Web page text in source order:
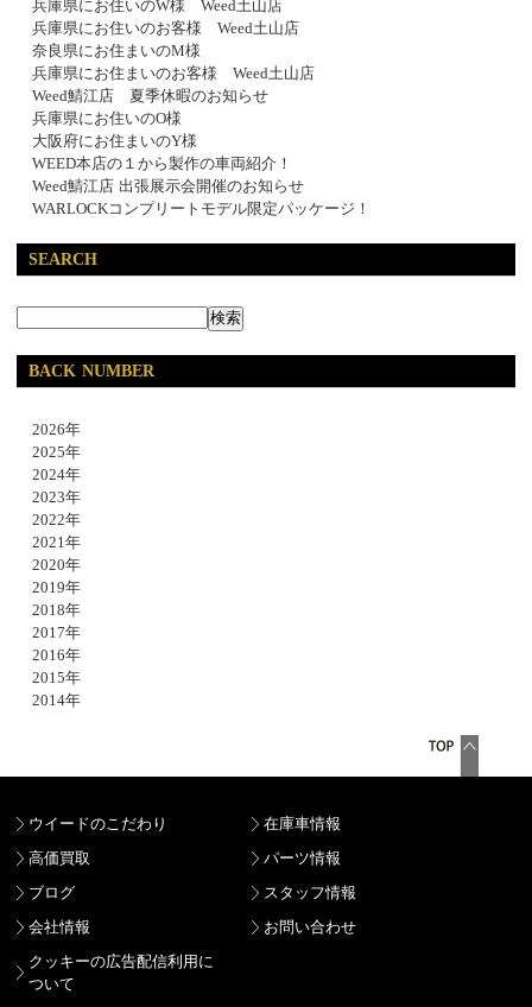
兵庫県にお住いのW様 Weed土山店
兵庫県にお住いのお客様 Weed土山店
奈良県にお住まいのM様
兵庫県にお住まいのお客様 Weed土山店
Weed鯖江店 夏季休暇のお知らせ
兵庫県にお住いのO様
大阪府にお住まいのY様
WEED本店の１から製作の車両紹介！
Weed鯖江店 出張展示会開催のお知らせ
WARLOCKコンプリートモデル限定パッケージ！
SEARCH
BACK NUMBER
2026年
2025年
2024年
2023年
2022年
2021年
2020年
2019年
2018年
2017年
2016年
2015年
2014年
ウイードのこだわり
在庫車情報
高価買取
パーツ情報
ブログ
スタッフ情報
会社情報
お問い合わせ
クッキーの広告配信利用に
ついて